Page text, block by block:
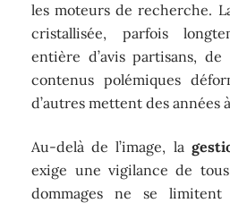
les moteurs de recherche.
cristallisée, parfois
entière d’avis partisans,
contenus polémiques
d’autres mettent des années
Au-delà de l’image, la
exige une vigilance de
dommages ne se limitent